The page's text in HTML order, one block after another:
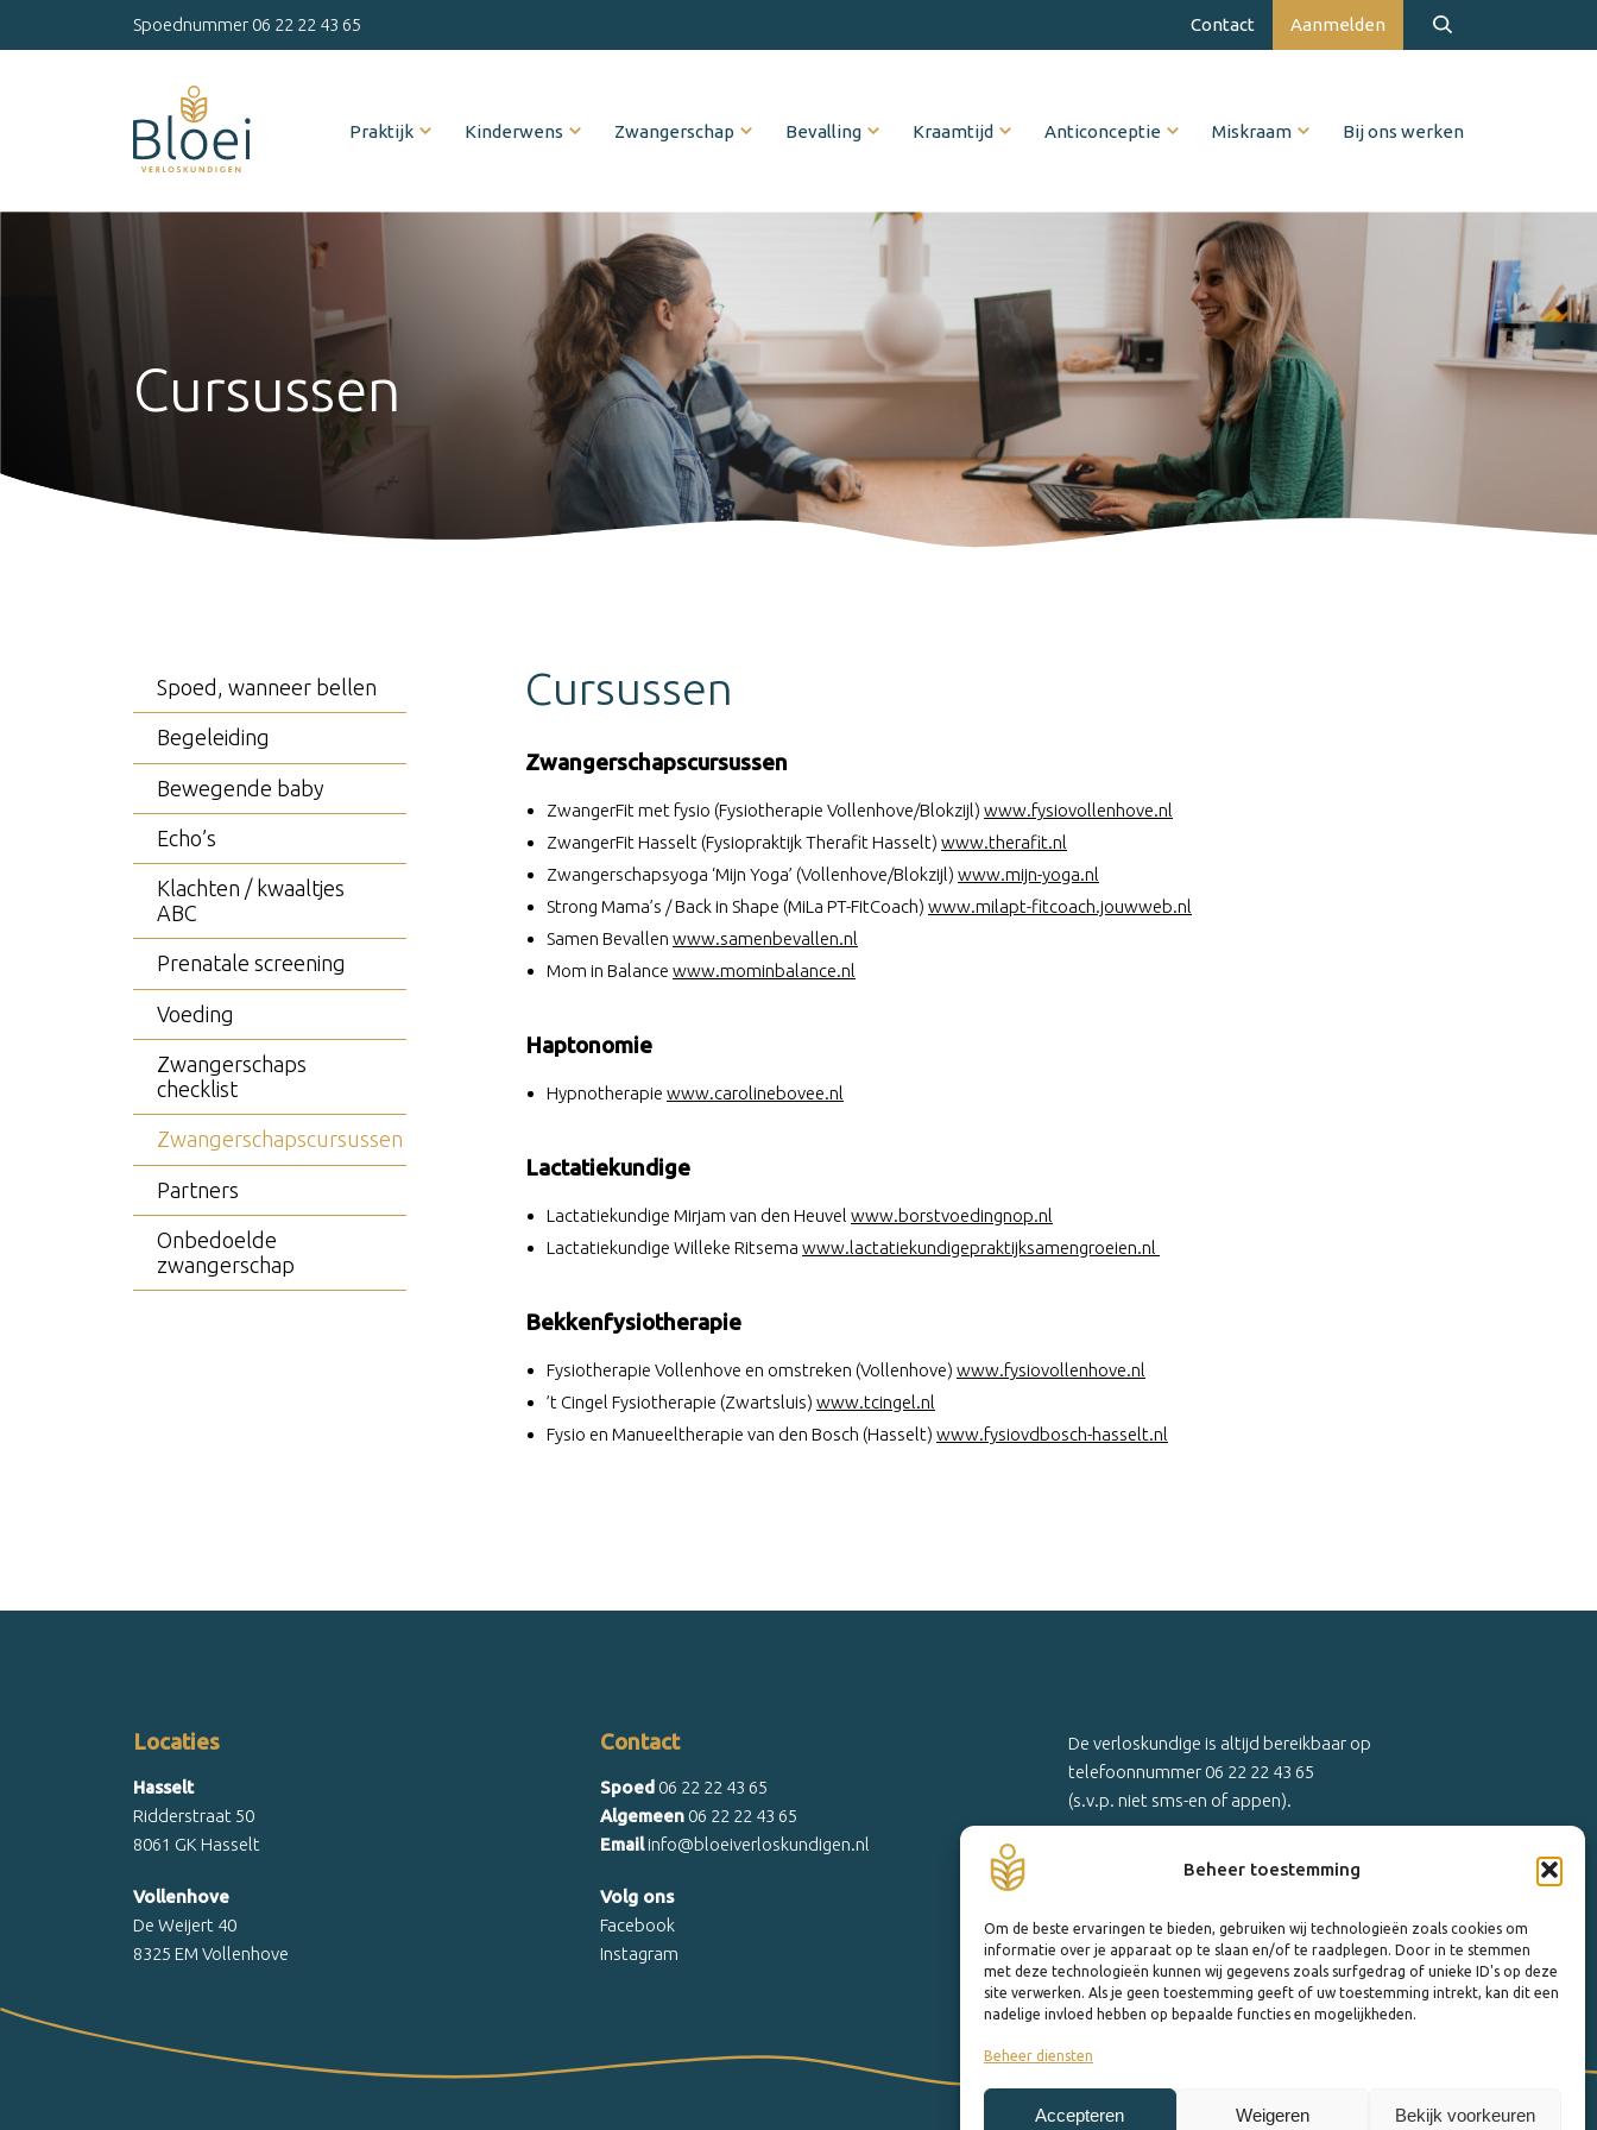
Beheer toestemming
Om de beste ervaringen te bieden, gebruiken wij technologieën zoals cookies om
informatie over je apparaat op te slaan en/of te raadplegen. Door in te stemmen
met deze technologieën kunnen wij gegevens zoals surfgedrag of unieke ID's op deze
site verwerken. Als je geen toestemming geeft of uw toestemming intrekt, kan dit een
nadelige invloed hebben op bepaalde functies en mogelijkheden.
Beheer diensten
Accepteren Weigeren Bekijk voorkeuren
Spoednummer 06 22 22 43 65 Contact Aanmelden
Praktijk Kinderwens Zwangerschap Bevalling Kraamtijd Anticonceptie Miskraam Bij ons werken
Cursussen
Spoed, wanneer bellen
Begeleiding
Bewegende baby
Echo’s
Klachten / kwaaltjes
ABC
Prenatale screening
Voeding
Zwangerschaps
checklist
Zwangerschapscursussen
Partners
Onbedoelde
zwangerschap
Cursussen
Zwangerschapscursussen
ZwangerFit met fysio (Fysiotherapie Vollenhove/Blokzijl) www.fysiovollenhove.nl
ZwangerFit Hasselt (Fysiopraktijk Therafit Hasselt) www.therafit.nl
Zwangerschapsyoga ‘Mijn Yoga’ (Vollenhove/Blokzijl) www.mijn-yoga.nl
Strong Mama’s / Back in Shape (MiLa PT-FitCoach) www.milapt-fitcoach.jouwweb.nl
Samen Bevallen www.samenbevallen.nl
Mom in Balance www.mominbalance.nl
Haptonomie
Hypnotherapie www.carolinebovee.nl
Lactatiekundige
Lactatiekundige Mirjam van den Heuvel www.borstvoedingnop.nl
Lactatiekundige Willeke Ritsema www.lactatiekundigepraktijksamengroeien.nl
Bekkenfysiotherapie
Fysiotherapie Vollenhove en omstreken (Vollenhove) www.fysiovollenhove.nl
’t Cingel Fysiotherapie (Zwartsluis) www.tcingel.nl
Fysio en Manueeltherapie van den Bosch (Hasselt) www.fysiovdbosch-hasselt.nl
Locaties
Hasselt
Ridderstraat 50
8061 GK Hasselt
Vollenhove
De Weijert 40
8325 EM Vollenhove
Contact
Spoed 06 22 22 43 65
Algemeen 06 22 22 43 65
Emailinfo@bloeiverloskundigen.nl
Volg ons
Facebook
Instagram
De verloskundige is altijd bereikbaar op
telefoonnummer 06 22 22 43 65
(s.v.p. niet sms-en of appen).
werkdag van 13.00 tot 14.00 uur telefonisch